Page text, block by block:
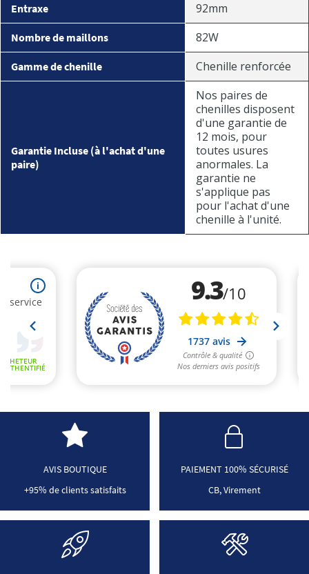
Entraxe 92mm
Nombre de maillons 82W
Gamme de chenille Chenille renforcée
Garantie Incluse (à l'achat d'une
paire)
Nos paires de
chenilles disposent
d'une garantie de
12 mois, pour
toutes usures
anormales. La
garantie ne
s'applique pas
pour l'achat d'une
chenille à l'unité.
AVIS BOUTIQUE
+95% de clients satisfaits
PAIEMENT 100% SÉCURISÉ
CB, Virement